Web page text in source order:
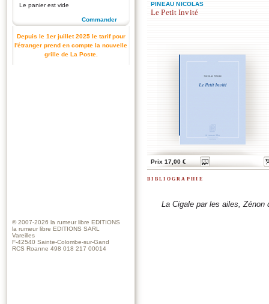
Le panier est vide
Commander
Depuis le 1er juillet 2025 le tarif pour
l'étranger prend en compte la nouvelle
grille de La Poste.
PINEAU NICOLAS
Le Petit Invité
Prix 17,00 €
bibliographie
La Cigale par les ailes, Zénon
© 2007-2026 la rumeur libre EDITIONS
la rumeur libre EDITIONS SARL
Vareilles
F-42540 Sainte-Colombe-sur-Gand
RCS Roanne 498 018 217 00014